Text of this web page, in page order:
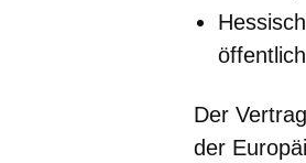
Der
der